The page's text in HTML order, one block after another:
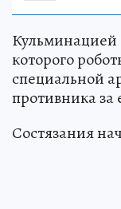
Кульминацией
которого
специальной
противника за
Состязания